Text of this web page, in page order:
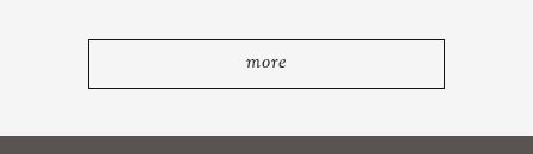
more